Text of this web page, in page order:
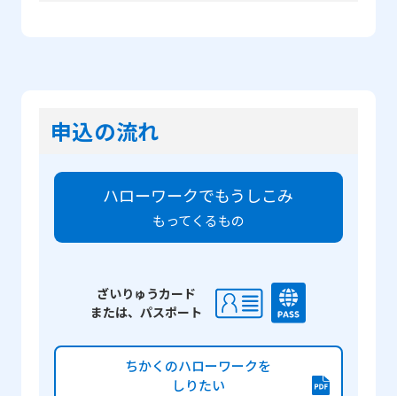
申込の流れ
ハローワークでもうしこみ
もってくるもの
ざいりゅうカード
または、パスポート
ちかくのハローワークを
しりたい